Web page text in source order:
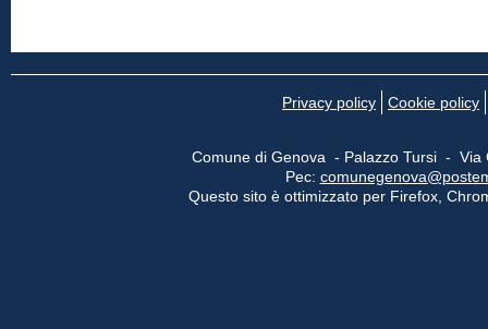
Privacy policy Cookie policy
Comune di Genova - Palazzo Tursi -
Pec:
Questo sito è ottimizzato per Firefox,